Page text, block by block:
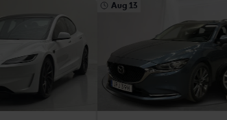
Aug 13